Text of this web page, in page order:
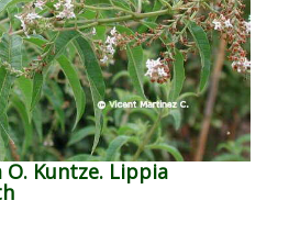
Kuntze. Lippia